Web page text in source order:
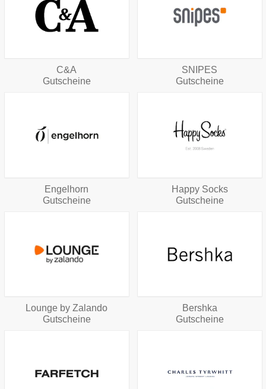
C&A
Gutscheine
SNIPES
Gutscheine
Engelhorn
Gutscheine
Happy Socks
Gutscheine
Lounge by Zalando
Gutscheine
Bershka
Gutscheine